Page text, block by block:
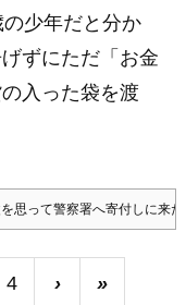
少年だと分か
ずにただ「お金
入った袋を渡
思って警察署へ寄付しに来
4 › »